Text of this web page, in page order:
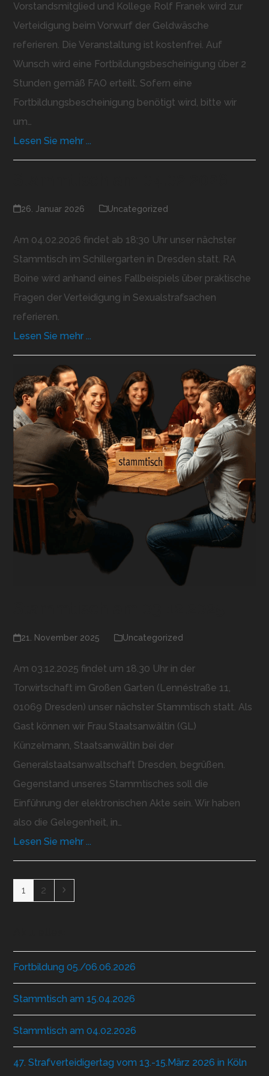
Vorstandsmitglied und Kollege Rolf Franek wird zur
Verteidigung beim Vorwurf der Geldwäsche
referieren. Die Veranstaltung ist kostenfrei. Auf
Wunsch wird eine Fortbildungsbescheinigung über 2
Stunden gemäß FAO erteilt. Sofern eine
Fortbildungsbescheinigung benötigt wird, bitte wir
um…
Lesen Sie mehr ...
26. Januar 2026 Uncategorized
Am 04.02.2026 findet ab 18:30 Uhr unser nächster
Stammtisch im Schillergarten in Dresden statt. RA
Boine wird anhand eines Fallbeispiels über praktische
Fragen der Verteidigung in Sexualstrafsachen
referieren.
Lesen Sie mehr ...
21. November 2025 Uncategorized
Am 03.12.2025 findet um 18.30 Uhr in der
Torwirtschaft im Großen Garten (Lennéstraße 11,
01069 Dresden) unser nächster Stammtisch statt. Als
Gast können wir Frau Staatsanwältin (GL)
Künzelmann, Staatsanwältin bei der
Generalstaatsanwaltschaft Dresden, begrüßen.
Gegenstand unseres Stammtisches soll die
Einführung der elektronischen Akte sein. Wir haben
also die Gelegenheit, in…
Lesen Sie mehr ...
Seite
1 Seite
2
Fortbildung 05./06.06.2026
Stammtisch am 15.04.2026
Stammtisch am 04.02.2026
47. Strafverteidigertag vom 13.-15.März 2026 in Köln